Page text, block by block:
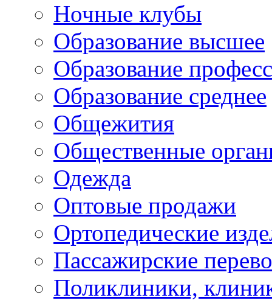
Ночные клубы
Образование высшее
Образование
Образование среднее
Общежития
Общественные
Одежда
Оптовые продажи
Ортопедические
Пассажирские
Поликлиники,